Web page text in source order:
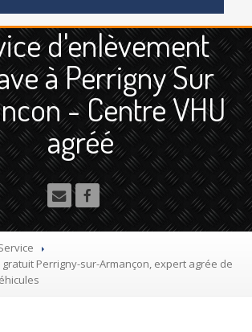
Moto
et Poids Lourd
agrée VHU gratuit
la casse sa voiture
de véhicule hors d’usage gratuit
d'enlèvement
à Perrigny Sur
- Centre VHU
agréé
Perrigny-sur-Armançon, expert agrée de